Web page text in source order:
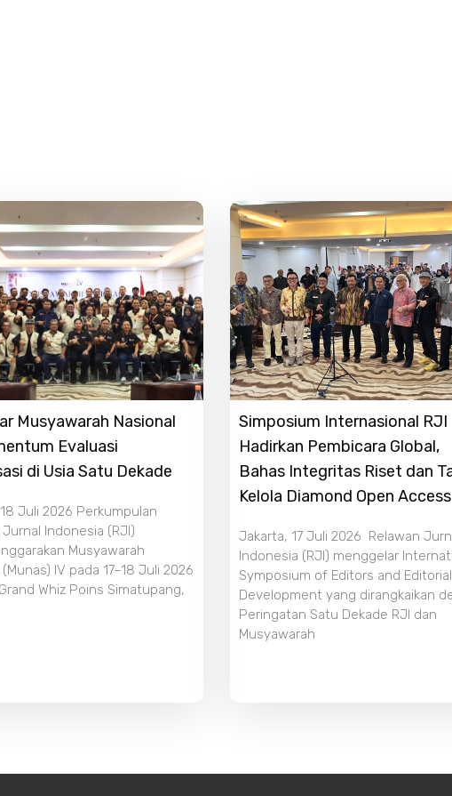
Musyawarah Nasional
Evaluasi
di Usia Satu Dekade
Juli 2026 Perkumpulan
Jurnal Indonesia (RJI)
Musyawarah
IV pada 17–18 Juli 2026
Whiz Poins Simatupang,
Simposium Internasional RJI
Hadirkan Pembicara Global,
Bahas Integritas Riset dan
Kelola Diamond Open Access
Jakarta, 17 Juli 2026 Relawan
Indonesia (RJI) menggelar
Symposium of Editors and Editorial
Development yang dirangkaikan
Peringatan Satu Dekade RJI dan
Musyawarah